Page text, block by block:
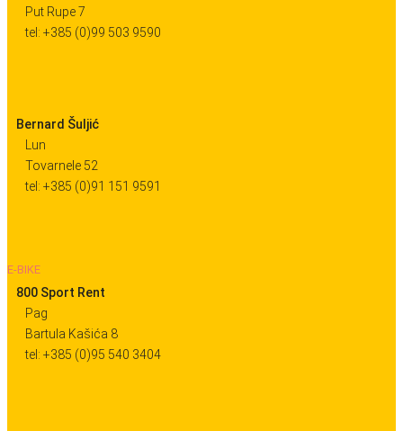
Put Rupe 7
tel: +385 (0)99 503 9590
Bernard Šuljić
Lun
Tovarnele 52
tel: +385 (0)91 151 9591
E-BIKE
800 Sport Rent
Pag
Bartula Kašića 8
tel: +385 (0)95 540 3404